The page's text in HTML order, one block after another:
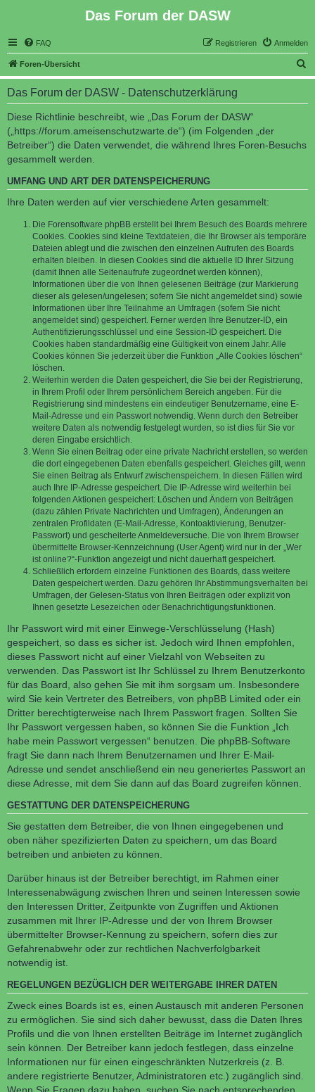
Das Forum der DASW
FAQ Anmelden
Registrieren
Foren-Übersicht
u
Das Forum der DASW - Datenschutzerklärung
Diese Richtlinie beschreibt, wie „Das Forum der DASW“
(„https://forum.ameisenschutzwarte.de“) (im Folgenden „der
Betreiber“) die Daten verwendet, die während Ihres Foren-Besuchs
gesammelt werden.
UMFANG UND ART DER DATENSPEICHERUNG
Ihre Daten werden auf vier verschiedene Arten gesammelt:
Die Forensoftware phpBB erstellt bei Ihrem Besuch des Boards mehrere
Cookies. Cookies sind kleine Textdateien, die Ihr Browser als temporäre
Dateien ablegt und die zwischen den einzelnen Aufrufen des Boards
erhalten bleiben. In diesen Cookies sind die aktuelle ID Ihrer Sitzung
(damit Ihnen alle Seitenaufrufe zugeordnet werden können),
Informationen über die von Ihnen gelesenen Beiträge (zur Markierung
dieser als gelesen/ungelesen; sofern Sie nicht angemeldet sind) sowie
Informationen über Ihre Teilnahme an Umfragen (sofern Sie nicht
angemeldet sind) gespeichert. Ferner werden Ihre Benutzer-ID, ein
Authentifizierungsschlüssel und eine Session-ID gespeichert. Die
Cookies haben standardmäßig eine Gültigkeit von einem Jahr. Alle
Cookies können Sie jederzeit über die Funktion „Alle Cookies löschen“
löschen.
Weiterhin werden die Daten gespeichert, die Sie bei der Registrierung,
in Ihrem Profil oder Ihrem persönlichem Bereich angeben. Für die
Registrierung sind mindestens ein eindeutiger Benutzername, eine E-
Mail-Adresse und ein Passwort notwendig. Wenn durch den Betreiber
weitere Daten als notwendig festgelegt wurden, so ist dies für Sie vor
deren Eingabe ersichtlich.
Wenn Sie einen Beitrag oder eine private Nachricht erstellen, so werden
die dort eingegebenen Daten ebenfalls gespeichert. Gleiches gilt, wenn
Sie einen Beitrag als Entwurf zwischenspeichern. In diesen Fällen wird
auch Ihre IP-Adresse gespeichert. Die IP-Adresse wird weiterhin bei
folgenden Aktionen gespeichert: Löschen und Ändern von Beiträgen
(dazu zählen Private Nachrichten und Umfragen), Änderungen an
zentralen Profildaten (E-Mail-Adresse, Kontoaktivierung, Benutzer-
Passwort) und gescheiterte Anmeldeversuche. Die von Ihrem Browser
übermittelte Browser-Kennzeichnung (User Agent) wird nur in der „Wer
ist online?“-Funktion angezeigt und nicht dauerhaft gespeichert.
Schließlich erfordern einzelne Funktionen des Boards, dass weitere
Daten gespeichert werden. Dazu gehören Ihr Abstimmungsverhalten bei
Umfragen, der Gelesen-Status von Ihren Beiträgen oder explizit von
Ihnen gesetzte Lesezeichen oder Benachrichtigungsfunktionen.
Ihr Passwort wird mit einer Einwege-Verschlüsselung (Hash)
gespeichert, so dass es sicher ist. Jedoch wird Ihnen empfohlen,
dieses Passwort nicht auf einer Vielzahl von Webseiten zu
verwenden. Das Passwort ist Ihr Schlüssel zu Ihrem Benutzerkonto
für das Board, also gehen Sie mit ihm sorgsam um. Insbesondere
wird Sie kein Vertreter des Betreibers, von phpBB Limited oder ein
Dritter berechtigterweise nach Ihrem Passwort fragen. Sollten Sie
Ihr Passwort vergessen haben, so können Sie die Funktion „Ich
habe mein Passwort vergessen“ benutzen. Die phpBB-Software
fragt Sie dann nach Ihrem Benutzernamen und Ihrer E-Mail-
Adresse und sendet anschließend ein neu generiertes Passwort an
diese Adresse, mit dem Sie dann auf das Board zugreifen können.
GESTATTUNG DER DATENSPEICHERUNG
Sie gestatten dem Betreiber, die von Ihnen eingegebenen und
oben näher spezifizierten Daten zu speichern, um das Board
betreiben und anbieten zu können.
Darüber hinaus ist der Betreiber berechtigt, im Rahmen einer
Interessenabwägung zwischen Ihren und seinen Interessen sowie
den Interessen Dritter, Zeitpunkte von Zugriffen und Aktionen
zusammen mit Ihrer IP-Adresse und der von Ihrem Browser
übermittelter Browser-Kennung zu speichern, sofern dies zur
Gefahrenabwehr oder zur rechtlichen Nachverfolgbarkeit
notwendig ist.
REGELUNGEN BEZÜGLICH DER WEITERGABE IHRER DATEN
Zweck eines Boards ist es, einen Austausch mit anderen Personen
zu ermöglichen. Sie sind sich daher bewusst, dass die Daten Ihres
Profils und die von Ihnen erstellten Beiträge im Internet zugänglich
sein können. Der Betreiber kann jedoch festlegen, dass einzelne
Informationen nur für einen eingeschränkten Nutzerkreis (z. B.
andere registrierte Benutzer, Administratoren etc.) zugänglich sind.
Wenn Sie Fragen dazu haben, suchen Sie nach entsprechenden